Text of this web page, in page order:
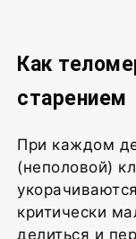
Как
старением
При каждом
(неполовой)
критически
делиться и